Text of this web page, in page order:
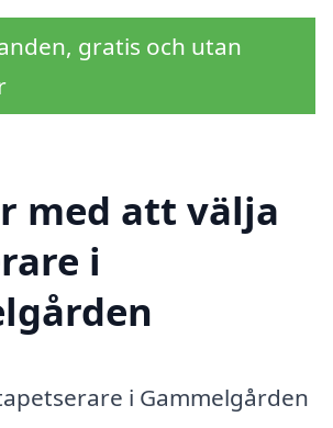
gratis och utan
med att välja
i
i Gammelgården